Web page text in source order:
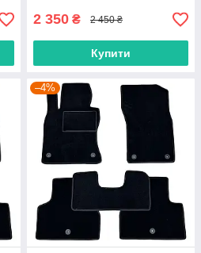
2 350 ₴ 2 450 ₴
Купити
–4%